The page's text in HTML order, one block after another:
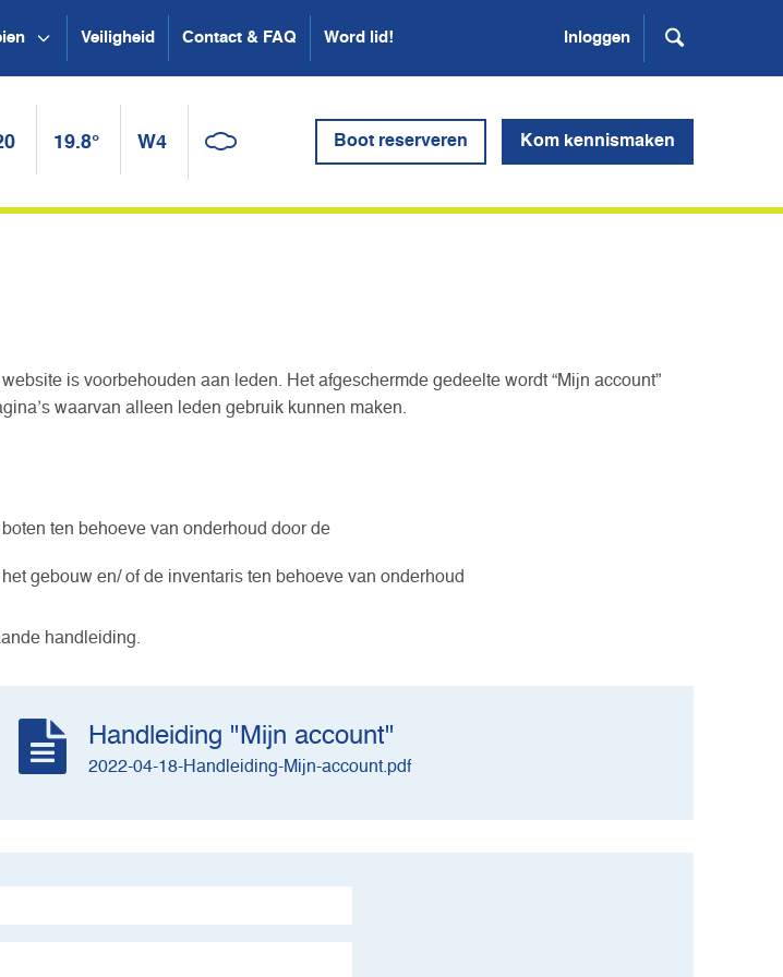
Veiligheid Contact & FAQ Word lid! Inloggen
19.8° W4 Boot reserveren Kom kennismaken
is voorbehouden aan leden. Het afgeschermde gedeelte wordt “Mijn account”
waarvan alleen leden gebruik kunnen maken.
ten behoeve van onderhoud door de
gebouw en/ of de inventaris ten behoeve van onderhoud
handleiding.
Handleiding "Mijn account"
2022-04-18-Handleiding-Mijn-account.pdf